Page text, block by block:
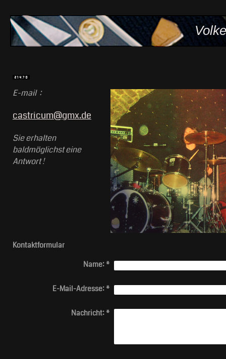
E-mail :
castricum@gmx.de
Sie erhalten
baldmöglichst eine
Antwort !
Kontaktformular
Name:*
E-Mail-Adresse:*
Nachricht:*